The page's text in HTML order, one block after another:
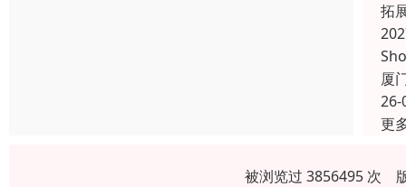
拓
厦
26-
更
被浏览过 3856495 次